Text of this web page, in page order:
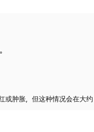
或肿胀，但这种情况会在大约